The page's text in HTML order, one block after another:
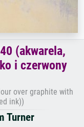
(akwarela,
i czerwony
over graphite with
ink))
Turner